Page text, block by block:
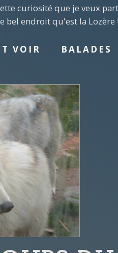
curiosité que je veux
bel endroit qu'est la Lozère
VOIR BALADES